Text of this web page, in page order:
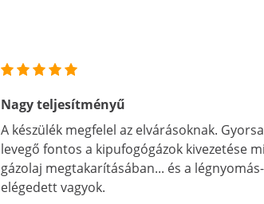
Nagy teljesítményű
A készülék megfelel az elvárásoknak.
levegő fontos a kipufogógázok kivezetése
gázolaj megtakarításában... és a
elégedett vagyok.